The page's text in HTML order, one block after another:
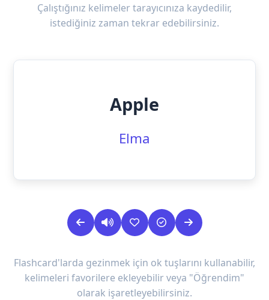
Çalıştığınız kelimeler tarayıcınıza kaydedilir,
istediğiniz zaman tekrar edebilirsiniz.
Apple
Elma
Flashcard'larda gezinmek için ok tuşlarını kullanabilir,
kelimeleri favorilere ekleyebilir veya "Öğrendim"
olarak işaretleyebilirsiniz.